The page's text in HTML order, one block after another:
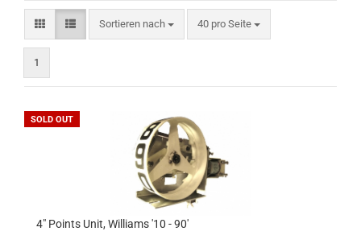
Sortieren nach
Sortieren nach 40 pro Seite
pro Seite
1
SOLD OUT
4" Points Unit, Williams '10 - 90'